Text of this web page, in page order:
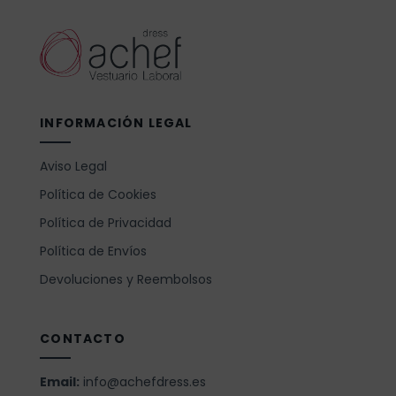
INFORMACIÓN LEGAL
Aviso Legal
Política de Cookies
Política de Privacidad
Política de Envíos
Devoluciones y Reembolsos
CONTACTO
Email: info@achefdress.es